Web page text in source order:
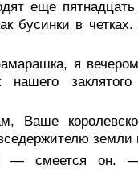
еще
бусинки в
я
заклятого
Ваше
земли
— смеется он.